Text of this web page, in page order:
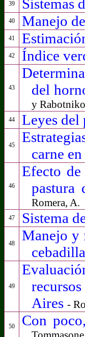
39 Sistemas
40 Manejo
41
42 Índice
43
del
y
44 Leyes del
45
carne
46
Efecto de
pastura
Romera, A.
47 Sistema
48
Manejo y
cebadilla
49
Aires -
50 Con